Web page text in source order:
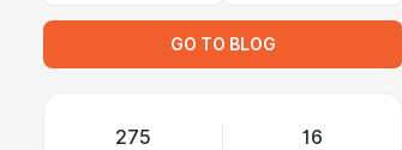
GO TO BLOG
275 16